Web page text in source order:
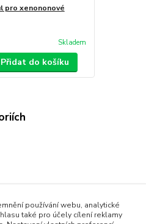
pro xenononové
Skladem
Přidat do košíku
používání webu, analytické
také pro účely cílení reklamy